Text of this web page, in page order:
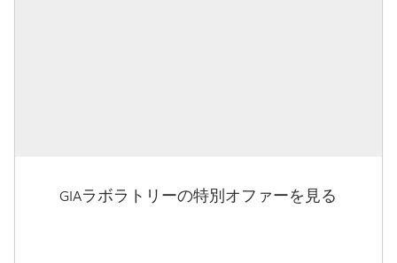
GIAラボラトリーの特別オファーを見る